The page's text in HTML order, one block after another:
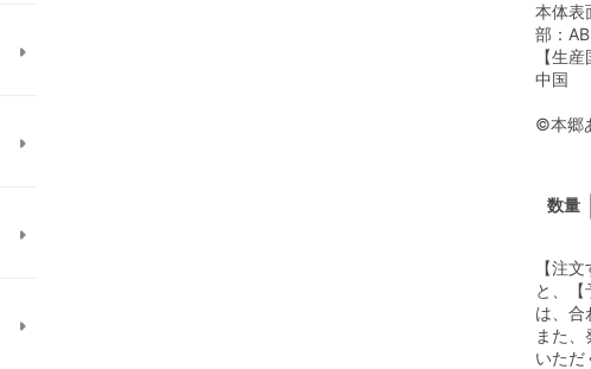
本体表
部：
【生産
中国
©本郷
数量
【注
と、
は、合
また
いただ